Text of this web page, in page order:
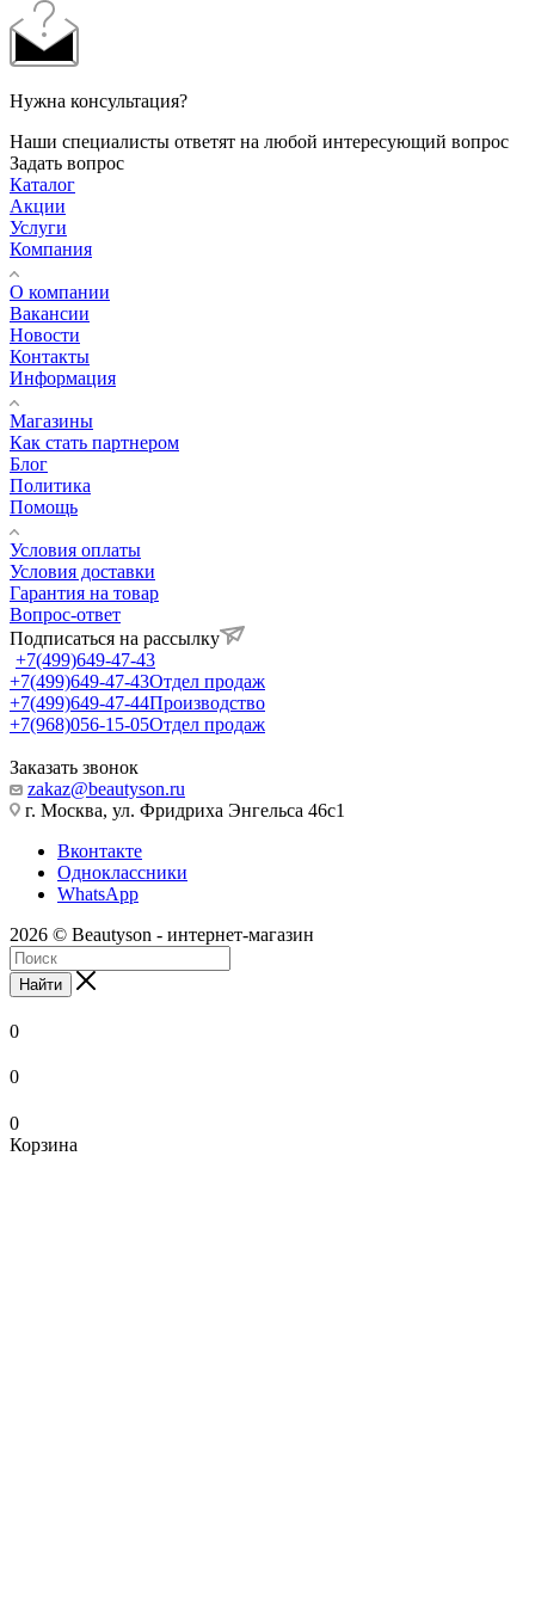
Нужна консультация?
Наши специалисты ответят на любой интересующий вопрос
Задать вопрос
Каталог
Акции
Услуги
Компания
О компании
Вакансии
Новости
Контакты
Информация
Магазины
Как стать партнером
Блог
Политика
Помощь
Условия оплаты
Условия доставки
Гарантия на товар
Вопрос-ответ
Подписаться на рассылку
+7(499)649-47-43
+7(499)649-47-43Отдел продаж
+7(499)649-47-44Производство
+7(968)056-15-05Отдел продаж
Заказать звонок
zakaz@beautyson.ru
г. Москва, ул. Фридриха Энгельса 46с1
Вконтакте
Одноклассники
WhatsApp
2026 © Beautyson - интернет-магазин
Найти
0
0
0
Корзина